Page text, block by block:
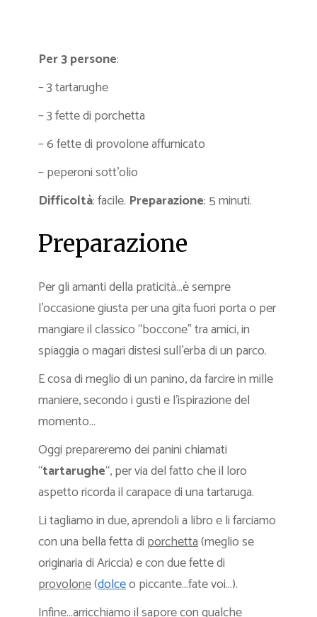
Per 3 persone:
– 3 tartarughe
– 3 fette di porchetta
– 6 fette di provolone affumicato
– peperoni sott’olio
Difficoltà: facile. Preparazione: 5 minuti.
Preparazione
Per gli amanti della praticità…è sempre
l’occasione giusta per una gita fuori porta o per
mangiare il classico “boccone” tra amici, in
spiaggia o magari distesi sull’erba di un parco.
E cosa di meglio di un panino, da farcire in mille
maniere, secondo i gusti e l’ispirazione del
momento…
Oggi prepareremo dei panini chiamati
“tartarughe“, per via del fatto che il loro
aspetto ricorda il carapace di una tartaruga.
Li tagliamo in due, aprendoli a libro e li farciamo
con una bella fetta di porchetta(meglio se
originaria di Ariccia) e con due fette di
provolone(dolceo piccante…fate voi…).
Infine…arricchiamo il sapore con qualche